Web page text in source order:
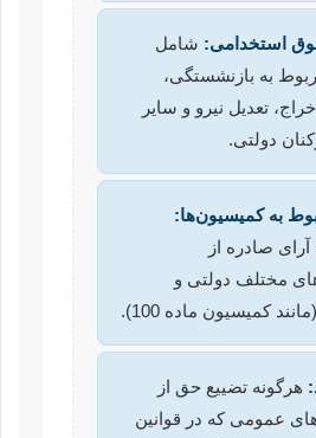
استخدامی: شامل
به بازنشستگی،
تعدیل نیرو و سایر
دولتی.
به کمیسیون‌ها:
صادره از
مختلف دولتی و
کمیسیون ماده 100).
هرگونه تضییع حق از
عمومی که در قوانین